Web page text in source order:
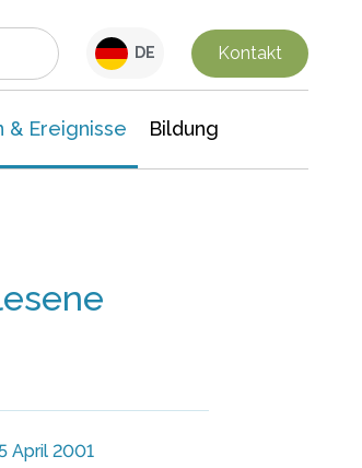
DE Kontakt
& Ereignisse Bildung
April 2001